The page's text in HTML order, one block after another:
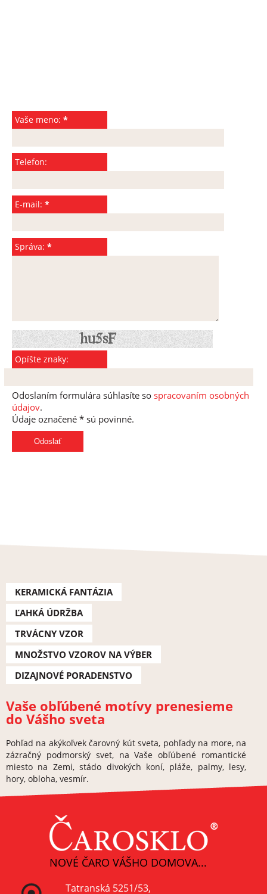
Vaše meno: *
Telefon:
E-mail: *
Správa: *
Opíšte znaky:
Odoslaním formulára súhlasíte so spracovaním osobných
údajov.
Údaje označené * sú povinné.
KERAMICKÁ FANTÁZIA
ĽAHKÁ ÚDRŽBA
TRVÁCNY VZOR
MNOŽSTVO VZOROV NA VÝBER
DIZAJNOVÉ PORADENSTVO
Vaše obľúbené motívy prenesieme
do Vášho sveta
Pohľad na akýkoľvek čarovný kút sveta, pohľady na more, na
zázračný podmorský svet, na Vaše obľúbené romantické
miesto na Zemi, stádo divokých koní, pláže, palmy, lesy,
hory, obloha, vesmír.
NOVÉ ČARO VÁŠHO DOMOVA...
Tatranská 5251/53,